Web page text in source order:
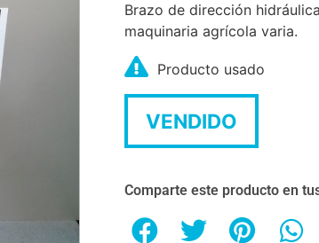
Brazo de dirección
maquinaria agrícola varia.
Producto usado
VENDIDO
Comparte este producto en